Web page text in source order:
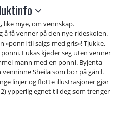
like mye, om vennskap.
å få venner på den nye rideskolen.
«ponni til salgs med gris»! Tjukke,
Lukas kjeder seg uten venner
mann med en ponni. Byjenta
venninne Sheila som bor på gård.
linjer og flotte illustrasjoner gjør
ypperlig egnet til deg som trenger